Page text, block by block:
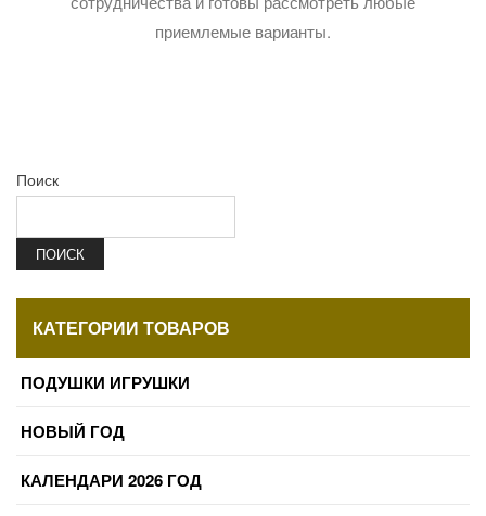
приемлемые варианты.
Поиск
ПОИСК
КАТЕГОРИИ ТОВАРОВ
ПОДУШКИ ИГРУШКИ
НОВЫЙ ГОД
КАЛЕНДАРИ 2026 ГОД